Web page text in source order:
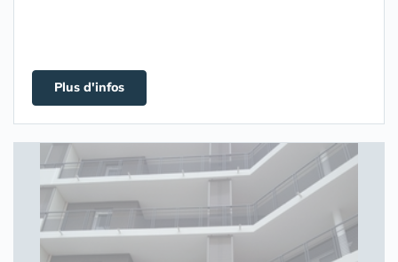
Plus d'infos